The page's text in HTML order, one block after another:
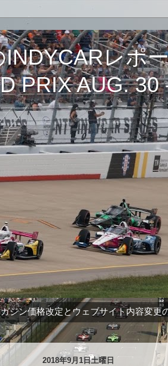
レポ
PRIX AUG. 30
ジン価格改定とウェブサイト内容変更
2018年9月1日土曜日